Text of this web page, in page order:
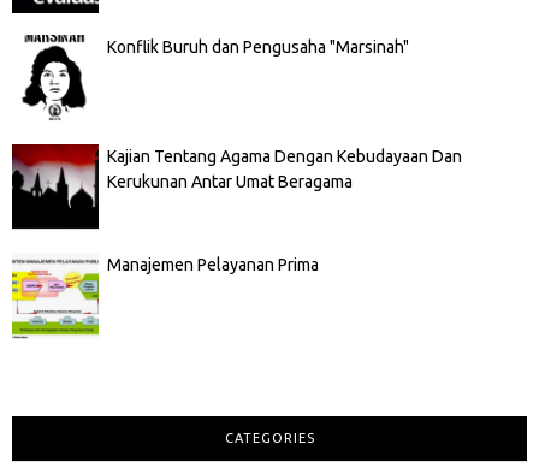
Konflik Buruh dan Pengusaha "Marsinah"
Kajian Tentang Agama Dengan Kebudayaan Dan
Kerukunan Antar Umat Beragama
Manajemen Pelayanan Prima
CATEGORIES